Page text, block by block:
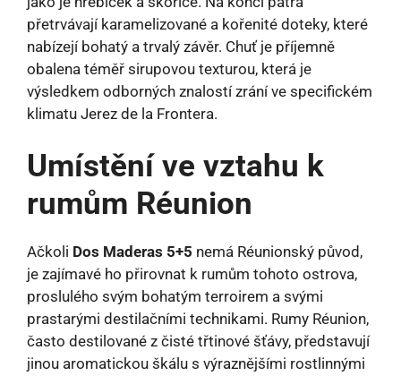
přetrvávají karamelizované a kořenité doteky, které
nabízejí bohatý a trvalý závěr. Chuť je příjemně
obalena téměř sirupovou texturou, která je
výsledkem odborných znalostí zrání ve specifickém
klimatu Jerez de la Frontera.
Umístění ve vztahu k
rumům Réunion
Ačkoli Dos Maderas 5+5 nemá Réunionský původ,
je zajímavé ho přirovnat k rumům tohoto ostrova,
proslulého svým bohatým terroirem a svými
prastarými destilačními technikami. Rumy Réunion,
často destilované z čisté třtinové šťávy, představují
jinou aromatickou škálu s výraznějšími rostlinnými